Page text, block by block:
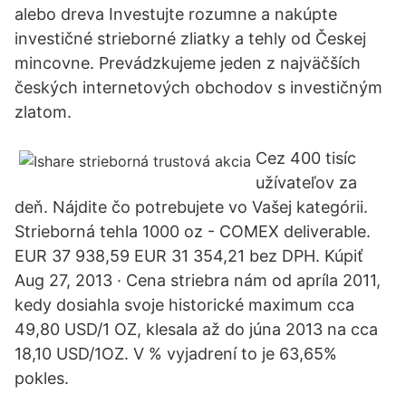
alebo dreva Investujte rozumne a nakúpte
investičné strieborné zliatky a tehly od Českej
mincovne. Prevádzkujeme jeden z najväčších
českých internetových obchodov s investičným
zlatom.
Cez 400 tisíc
užívateľov za
deň. Nájdite čo potrebujete vo Vašej kategórii.
Strieborná tehla 1000 oz - COMEX deliverable.
EUR 37 938,59 EUR 31 354,21 bez DPH. Kúpiť
Aug 27, 2013 · Cena striebra nám od apríla 2011,
kedy dosiahla svoje historické maximum cca
49,80 USD/1 OZ, klesala až do júna 2013 na cca
18,10 USD/1OZ. V % vyjadrení to je 63,65%
pokles.